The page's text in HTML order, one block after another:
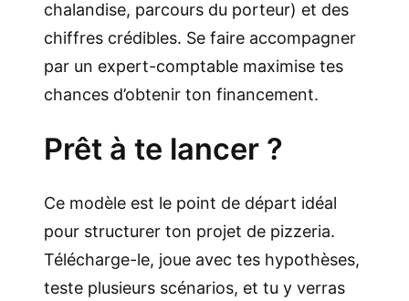
chalandise, parcours du porteur) et des
chiffres crédibles. Se faire accompagner
par un expert-comptable maximise tes
chances d’obtenir ton financement.
Prêt à te lancer ?
Ce modèle est le point de départ idéal
pour structurer ton projet de pizzeria.
Télécharge-le, joue avec tes hypothèses,
teste plusieurs scénarios, et tu y verras